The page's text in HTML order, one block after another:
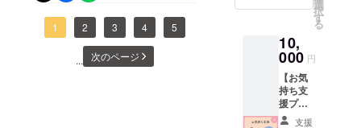
どこか他人事のように感じ
ていた部分もありました
が、この絵本を読んで、そ
の北陸中日新聞に掲載され
ました。その紙面には、大
臣が絵本『門前のパンダ
1 2 3 4 5
... 次のページ
づくり
リ
ラック
ス効果
のある
能登ヒ
バの香
デザイ
シャツ
（男女
兼用）1
点 サ
イズ展
開：S,
M, L,XL
選
択
す
る
10,
000 円
【お気
持ち支
援プラ
ンA：
支援